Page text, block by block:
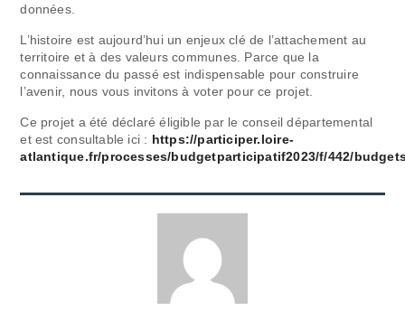
données.
L’histoire est aujourd’hui un enjeux clé de l’attachement au
territoire et à des valeurs communes. Parce que la
connaissance du passé est indispensable pour construire
l’avenir, nous vous invitons à voter pour ce projet.
Ce projet a été déclaré éligible par le conseil départemental
et est consultable ici : https://participer.loire-
atlantique.fr/processes/budgetparticipatif2023/f/442/